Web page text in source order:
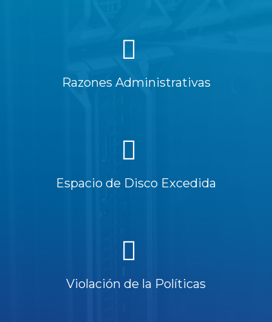
Razones Administrativas
Espacio de Disco Excedida
Violación de la Políticas